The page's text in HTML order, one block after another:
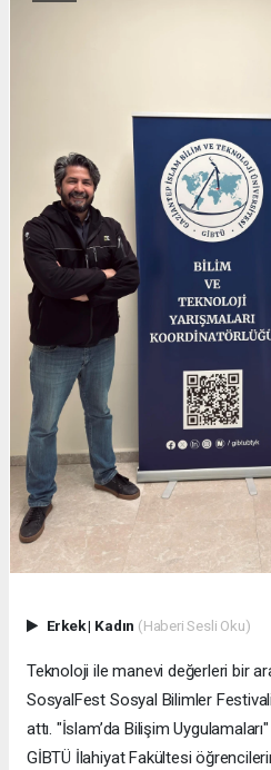
Erkek| Kadın (Haberi Sesli Oku)
Teknoloji ile manevi değerleri bir
SosyalFest Sosyal Bilimler
attı. "İslam’da Bilişim
GİBTÜ İlahiyat Fakültesi